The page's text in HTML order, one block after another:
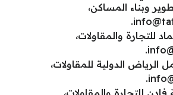
وبناء المساكن،
.
للتجارة والمقاولات،
.
الرياض الدولية للمقاولات،
.